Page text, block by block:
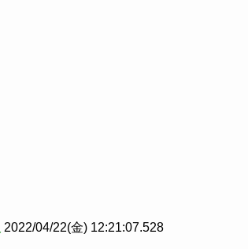
2022/04/22(金) 12:21:07.528